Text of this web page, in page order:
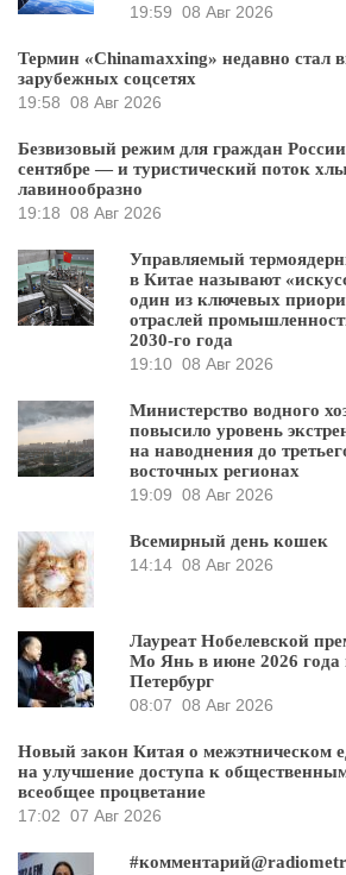
19:59 08 Авг 2026
Термин «Chinamaxxing» недавно стал
зарубежных соцсетях
19:58 08 Авг 2026
Безвизовый режим для граждан
сентябре — и туристический поток
лавинообразно
19:18 08 Авг 2026
Управляемый
в Китае называют
один из ключевых
отраслей
2030-го года
19:10 08 Авг 2026
Министерство водного
повысило уровень
на наводнения до
восточных регионах
19:09 08 Авг 2026
Всемирный день кошек
14:14 08 Авг 2026
Лауреат Нобелевской
Мо Янь в июне 2026 года
Петербург
08:07 08 Авг 2026
Новый закон Китая о межэтническом
на улучшение доступа к
всеобщее процветание
17:02 07 Авг 2026